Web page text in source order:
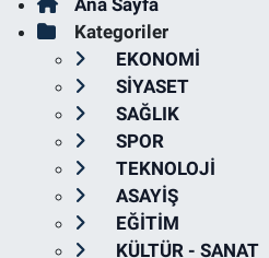
Kategoriler
EKONOMİ
SİYASET
SAĞLIK
SPOR
TEKNOLOJİ
ASAYİŞ
EĞİTİM
KÜLTÜR - SANAT